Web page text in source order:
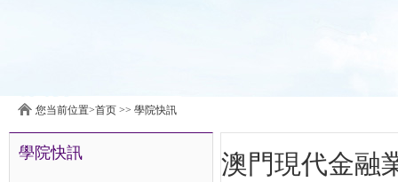
您当前位置>首页 >> 學院快訊
學院快訊 澳門現代金融